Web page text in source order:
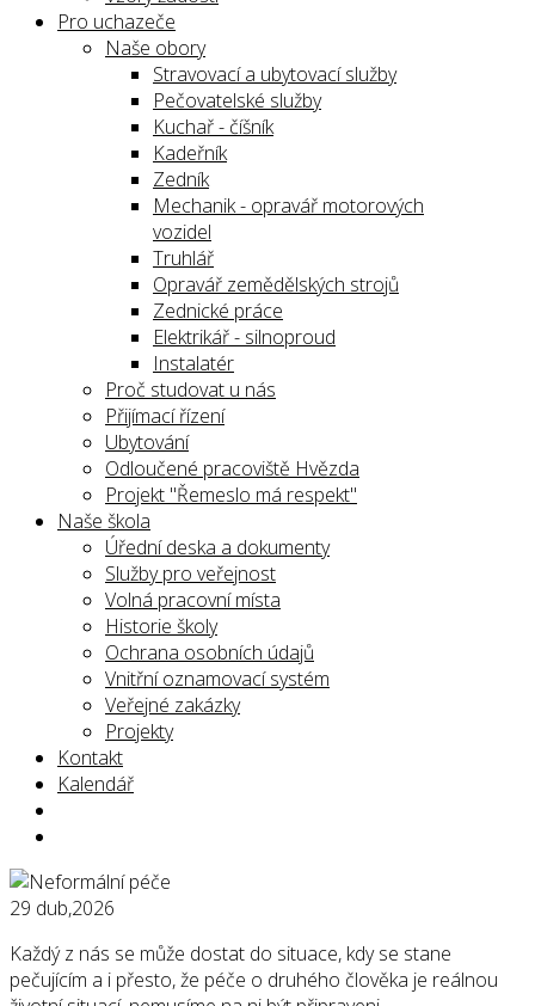
Pro uchazeče
Naše obory
Stravovací a ubytovací služby
Pečovatelské služby
Kuchař - číšník
Kadeřník
Zedník
Mechanik - opravář motorových
vozidel
Truhlář
Opravář zemědělských strojů
Zednické práce
Elektrikář - silnoproud
Instalatér
Proč studovat u nás
Přijímací řízení
Ubytování
Odloučené pracoviště Hvězda
Projekt "Řemeslo má respekt"
Naše škola
Úřední deska a dokumenty
Služby pro veřejnost
Volná pracovní místa
Historie školy
Ochrana osobních údajů
Vnitřní oznamovací systém
Veřejné zakázky
Projekty
Kontakt
Kalendář
29 dub,2026
Každý z nás se může dostat do situace, kdy se stane
pečujícím a i přesto, že péče o druhého člověka je reálnou